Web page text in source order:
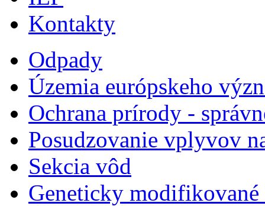
Kontakty
Odpady
Územia európskeho
Ochrana prírody -
Posudzovanie vplyvov
Sekcia vôd
Geneticky